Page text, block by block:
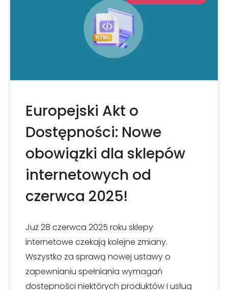
Europejski Akt o
Dostępności: Nowe
obowiązki dla sklepów
internetowych od
czerwca 2025!
Już 28 czerwca 2025 roku sklepy
internetowe czekają kolejne zmiany.
Wszystko za sprawą nowej ustawy o
zapewnianiu spełniania wymagań
dostępności niektórych produktów i usług